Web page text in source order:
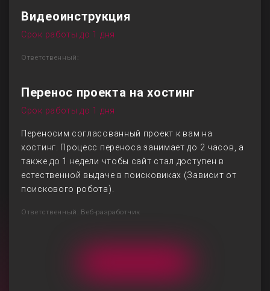
Видеоинструкция
Срок работы до 1 дня
Ответственный:
Перенос проекта на хостинг
Срок работы до 1 дня
Переносим согласованный проект к вам на
хостинг. Процесс переноса занимает до 2 часов, а
также до 1 недели чтобы сайт стал доступен в
естественной выдаче в поисковиках (Зависит от
поискового робота).
Ответственный: Веб-разработчик